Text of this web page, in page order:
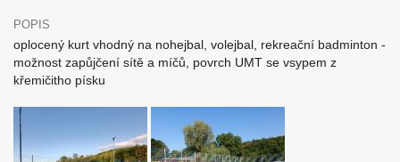
POPIS
oplocený kurt vhodný na nohejbal, volejbal, rekreační badminton -
možnost zapůjčení sítě a míčů, povrch UMT se vsypem z
křemičitho písku